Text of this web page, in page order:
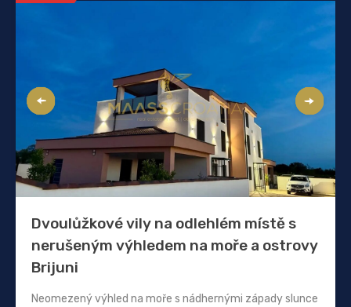
Dvoulůžkové vily na odlehlém místě s
nerušeným výhledem na moře a ostrovy
Brijuni
Neomezený výhled na moře s nádhernými západy slunce